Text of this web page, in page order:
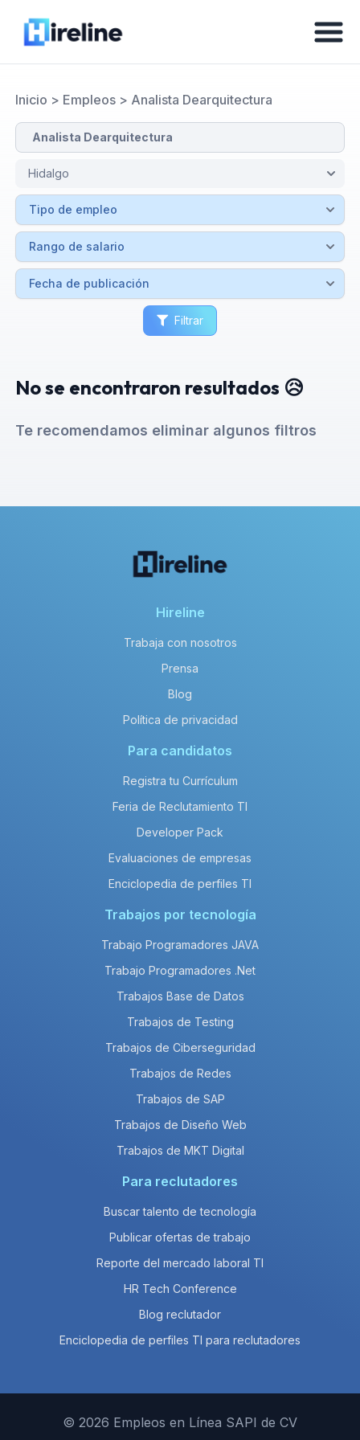
Inicio > Empleos> Analista Dearquitectura
Filtrar
No se encontraron resultados 😥
Te recomendamos eliminar algunos filtros
Hireline
Trabaja con nosotros
Prensa
Blog
Política de privacidad
Para candidatos
Registra tu Currículum
Feria de Reclutamiento TI
Developer Pack
Evaluaciones de empresas
Enciclopedia de perfiles TI
Trabajos por tecnología
Trabajo Programadores JAVA
Trabajo Programadores .Net
Trabajos Base de Datos
Trabajos de Testing
Trabajos de Ciberseguridad
Trabajos de Redes
Trabajos de SAP
Trabajos de Diseño Web
Trabajos de MKT Digital
Para reclutadores
Buscar talento de tecnología
Publicar ofertas de trabajo
Reporte del mercado laboral TI
HR Tech Conference
Blog reclutador
Enciclopedia de perfiles TI para reclutadores
© 2026 Empleos en Línea SAPI de CV